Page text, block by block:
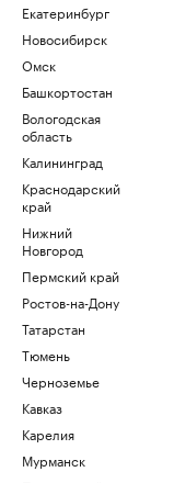
Екатеринбург
Новосибирск
Омск
Башкортостан
Вологодская
область
Калининград
Краснодарский
край
Нижний
Новгород
Пермский край
Ростов-на-Дону
Татарстан
Тюмень
Черноземье
Кавказ
Карелия
Мурманск